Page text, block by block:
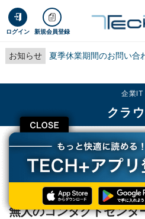
ログイン 新規会員登録
お知らせ 夏季休業期間のお問い合
CLOSE
企業IT
クラ
TECH+ 企業IT
クラウド
NICEのCXone、AIバーチャルエージェン
NICEのCXone、AIバー
無人のコンタクトセンタ